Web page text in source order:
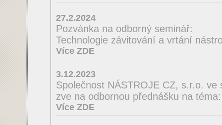
27.2.2024
Pozvánka na odborný seminář:
Technologie závitování a vrtání
Více ZDE
3.12.2023
Společnost NÁSTROJE CZ, s.r.o. ve
zve na odbornou přednášku na
Více ZDE